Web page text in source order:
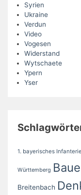
Syrien
Ukraine
Verdun
Video
Vogesen
Widerstand
Wytschaete
Ypern
Yser
1. bayerisches
Württemberg
Breitenbach